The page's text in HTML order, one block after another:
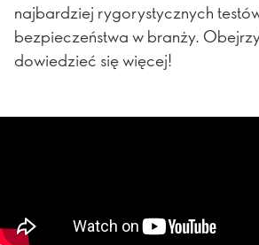
najbardziej rygorystycznych
bezpieczeństwa w branży.
dowiedzieć się więcej!